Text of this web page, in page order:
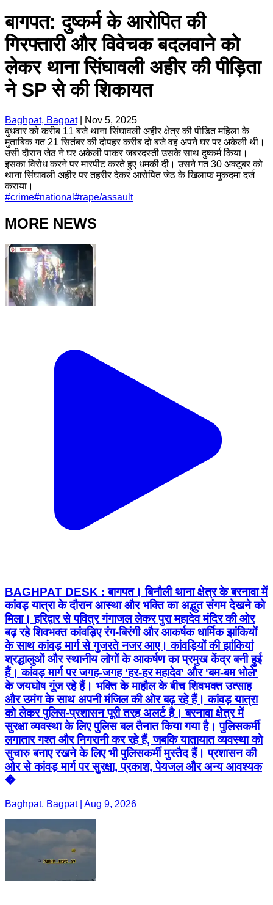
बागपत: दुष्कर्म के आरोपित की
गिरफ्तारी और विवेचक बदलवाने को
लेकर थाना सिंघावली अहीर की पीड़िता
ने SP से की शिकायत
Baghpat, Bagpat|
Nov 5, 2025
बुधवार को करीब 11 बजे थाना सिंघावली अहीर क्षेत्र की पीडित महिला के
मुताबिक गत 21 सितंबर की दोपहर करीब दो बजे वह अपने घर पर अकेली थी।
उसी दौरान जेठ ने घर अकेली पाकर जबरदस्ती उसके साथ दुष्कर्म किया।
इसका विरोध करने पर मारपीट करते हुए धमकी दी। उसने गत 30 अक्टूबर को
थाना सिंघावली अहीर पर तहरीर देकर आरोपित जेठ के खिलाफ मुकदमा दर्ज
कराया।
#crime#national #rape/assault
MORE NEWS
BAGHPAT DESK : बागपत। बिनौली थाना क्षेत्र के बरनावा में
कांवड़ यात्रा के दौरान आस्था और भक्ति का अद्भुत संगम देखने को
मिला। हरिद्वार से पवित्र गंगाजल लेकर पुरा महादेव मंदिर की ओर
बढ़ रहे शिवभक्त कांवड़िए रंग-बिरंगी और आकर्षक धार्मिक झांकियों
के साथ कांवड़ मार्ग से गुजरते नजर आए। कांवड़ियों की झांकियां
श्रद्धालुओं और स्थानीय लोगों के आकर्षण का प्रमुख केंद्र बनी हुई
हैं। कांवड़ मार्ग पर जगह-जगह 'हर-हर महादेव' और 'बम-बम भोले'
के जयघोष गूंज रहे हैं। भक्ति के माहौल के बीच शिवभक्त उत्साह
और उमंग के साथ अपनी मंजिल की ओर बढ़ रहे हैं। कांवड़ यात्रा
को लेकर पुलिस-प्रशासन पूरी तरह अलर्ट है। बरनावा क्षेत्र में
सुरक्षा व्यवस्था के लिए पुलिस बल तैनात किया गया है। पुलिसकर्मी
लगातार गश्त और निगरानी कर रहे हैं, जबकि यातायात व्यवस्था को
सुचारु बनाए रखने के लिए भी पुलिसकर्मी मुस्तैद हैं। प्रशासन की
ओर से कांवड़ मार्ग पर सुरक्षा, प्रकाश, पेयजल और अन्य आवश्यक
�
Baghpat, Bagpat | Aug 9, 2026